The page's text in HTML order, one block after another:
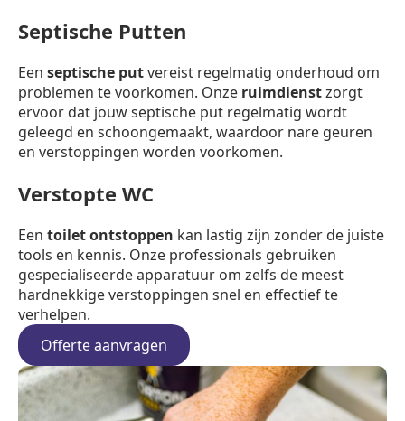
Septische Putten
Een septische putvereist regelmatig onderhoud om
problemen te voorkomen. Onze ruimdienstzorgt
ervoor dat jouw septische put regelmatig wordt
geleegd en schoongemaakt, waardoor nare geuren
en verstoppingen worden voorkomen.
Verstopte WC
Een toilet ontstoppen kan lastig zijn zonder de juiste
tools en kennis. Onze professionals gebruiken
gespecialiseerde apparatuur om zelfs de meest
hardnekkige verstoppingen snel en effectief te
verhelpen.
Offerte aanvragen